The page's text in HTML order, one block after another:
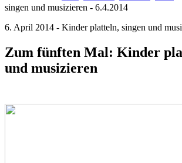
singen und musizieren - 6.4.2014
6. April 2014 - Kinder platteln, singen und
Zum fünften Mal: Kinder
und musizieren